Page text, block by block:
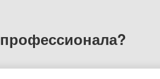
профессионала?